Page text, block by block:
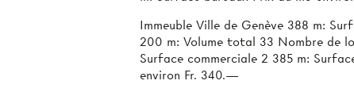
Immeuble Ville de Genève 388 m:
200 m: Volume total 33 Nombre de
Surface commerciale 2 385 m:
environ Fr. 340.—